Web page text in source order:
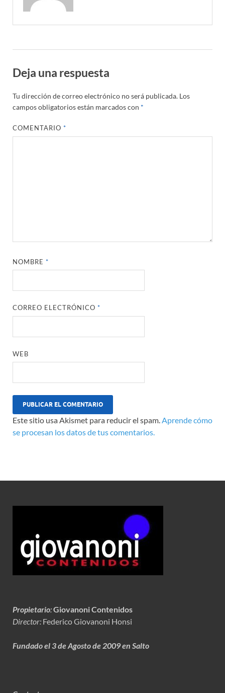
Deja una respuesta
Tu dirección de correo electrónico no será publicada. Los
campos obligatorios están marcados con *
COMENTARIO*
NOMBRE*
CORREO ELECTRÓNICO*
WEB
Este sitio usa Akismet para reducir el spam.Aprende cómo
se procesan los datos de tus comentarios.
Propietario:Giovanoni Contenidos
Director: Federico Giovanoni Honsi
Fundado el 3 de Agosto de 2009 en Salto